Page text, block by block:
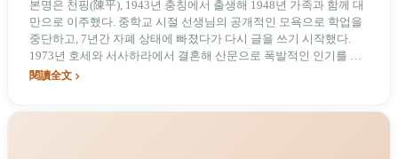
본명은 천핑(陳平), 1943년 충칭에서 출생해 1948년 가족과 함께 대
만으로 이주했다. 중학교 시절 선생님의 공개적인 모욕으로 학업을
중단하고, 7년간 자폐 상태에 빠졌다가 다시 글을 쓰기 시작했다.
1973년 호세와 서사하라에서 결혼해 산문으로 폭발적인 인기를 얻
었으며, 계엄 시대 대만인들이 먼 곳을 상상하는 창구가 되었다.
閱讀全文